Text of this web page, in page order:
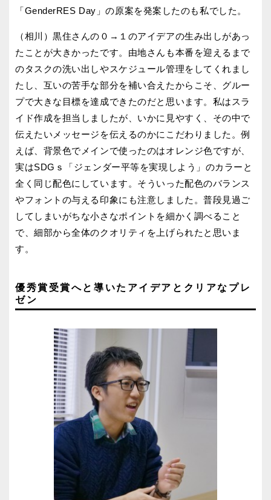
「GenderRES Day」の原案を発案したのも私でした。
（相川）黒住さんの０→１のアイデアの生み出しがあっ
たことが大きかったです。由地さんも本番を迎えるまで
のタスクの洗い出しやスケジュール管理をしてくれまし
たし、互いの苦手な部分を補い合えたからこそ、グルー
プで大きな目標を達成できたのだと思います。私はスラ
イド作成を担当しましたが、いかに見やすく、その中で
伝えたいメッセージを伝えるのかにこだわりました。例
えば、背景色でメインで使ったのはオレンジ色ですが、
実はSDGｓ「ジェンダー平等を実現しよう」のカラーと
全く同じ配色にしています。そういった配色のバランス
やフォントの与える印象にも注意しました。普段見過ご
してしまいがちな小さなポイントを細かく調べること
で、細部から全体のクオリティを上げられたと思いま
す。
優秀賞受賞へと導いたアイデアとクリアなプレ
ゼン